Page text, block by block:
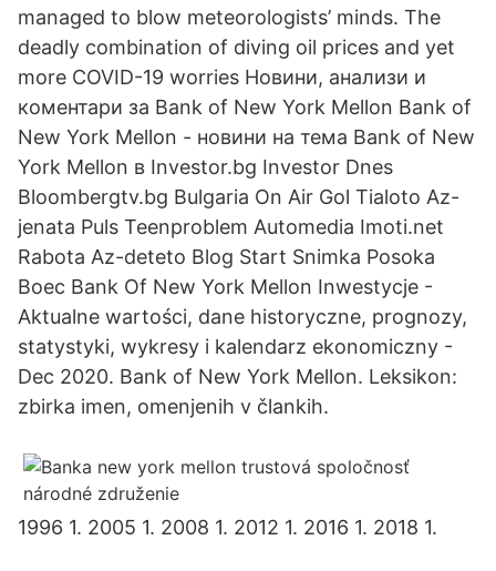
managed to blow meteorologists’ minds. The
deadly combination of diving oil prices and yet
more COVID-19 worries Новини, анализи и
коментари за Bank of New York Mellon Bank of
New York Mellon - новини на тема Bank of New
York Mellon в Investor.bg Investor Dnes
Bloombergtv.bg Bulgaria On Air Gol Tialoto Az-
jenata Puls Teenproblem Automedia Imoti.net
Rabota Az-deteto Blog Start Snimka Posoka
Boec Bank Of New York Mellon Inwestycje -
Aktualne wartości, dane historyczne, prognozy,
statystyki, wykresy i kalendarz ekonomiczny -
Dec 2020. Bank of New York Mellon. Leksikon:
zbirka imen, omenjenih v člankih.
1996 1. 2005 1. 2008 1. 2012 1. 2016 1. 2018 1.